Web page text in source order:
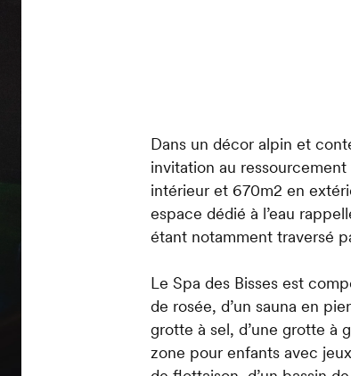
Dans un décor alpin et
invitation au ressourcement
intérieur et 670m2 en
espace dédié à l’eau
étant notamment traversé
Le Spa des Bisses est
de rosée, d’un sauna en
grotte à sel, d’une grotte à
zone pour enfants avec